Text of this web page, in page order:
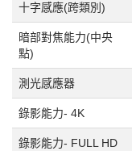
十字感應(跨類別)
暗部對焦能力(中央
點)
測光感應器
錄影能力- 4K
錄影能力- FULL HD